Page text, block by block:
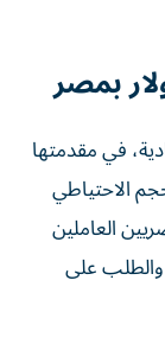
بمصر
في مقدمتها
الاحتياطي
العاملين
والطلب على